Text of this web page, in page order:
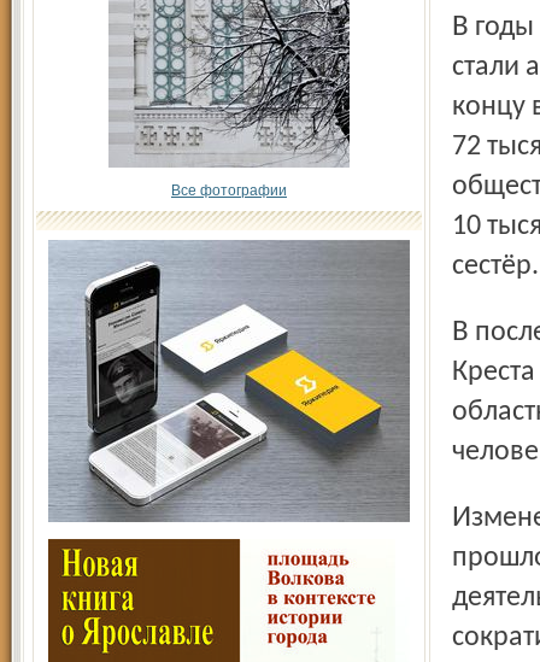
Все фотографии
В годы Великой Отечественной войны члены общества
стали
концу
72
10
сестёр.
В послевоенный период расцветом общества Красного
Изменения, происшедшие в стране на рубеже 90-х годов